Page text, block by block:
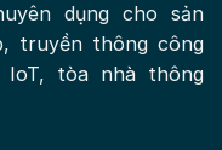
dụng cho sản
truyền thông công
tòa nhà thông